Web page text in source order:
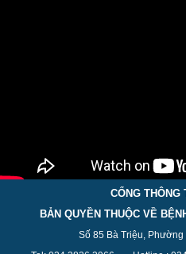
CỔNG
BẢN QUYỀN THUỘC VỀ
Số 85 Bà Triệu,